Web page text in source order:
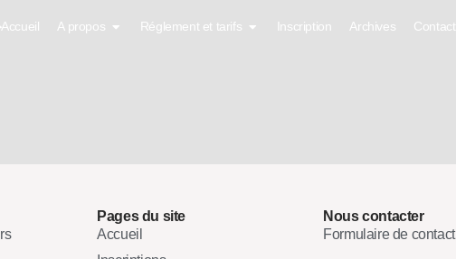
Accueil A propos Réglement et tarifs Inscription Archives Contact
Pages du site
Accueil
Nous contacter
Formulaire de contact